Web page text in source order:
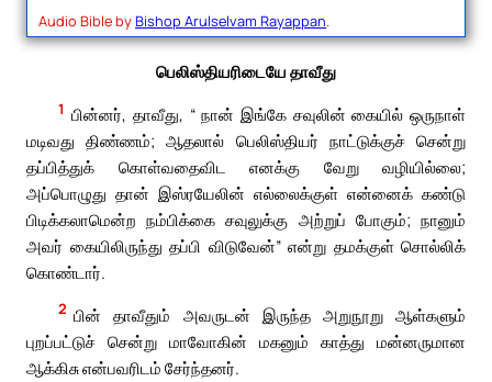
Audio Bible byBishop Arulselvam Rayappan.
பெலிஸ்தியரிடையே தாவீது
1 பின்னர், தாவீது, “ நான் இங்கே சவுலின் கையில் ஒருநாள்
மடிவது திண்ணம்; ஆதலால் பெலிஸ்தியர் நாட்டுக்குச் சென்று
தப்பித்துக் கொள்வதைவிட எனக்கு வேறு வழியில்லை;
அப்பொழுது தான் இஸ்ரயேலின் எல்லைக்குள் என்னைக் கண்டு
பிடிக்கலாமென்ற நம்பிக்கை சவுலுக்கு அற்றுப் போகும்; நானும்
அவர் கையிலிருந்து தப்பி விடுவேன்” என்று தமக்குள் சொல்லிக்
கொண்டார்.
2 பின் தாவீதும் அவருடன் இருந்த அறுநூறு ஆள்களும்
புறப்பட்டுச் சென்று மாவோகின் மகனும் காத்து மன்னருமான
ஆக்கிசு என்பவரிடம் சேர்ந்தனர்.